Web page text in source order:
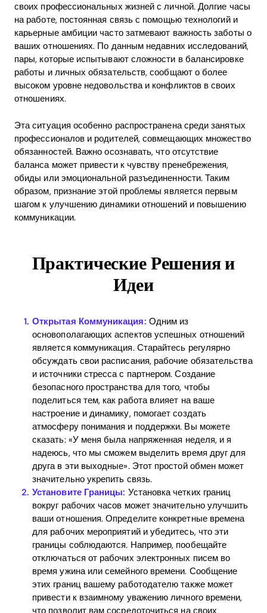
своих профессиональных жизней с личной. Долгие часы
на работе, постоянная связь с помощью технологий и
карьерные амбиции часто затмевают важность заботы о
ваших отношениях. По данным недавних исследований,
пары, которые испытывают сложности в балансировке
работы и личных обязательств, сообщают о более
высоком уровне недовольства и конфликтов в своих
отношениях.
Эта ситуация особенно распространена среди занятых
профессионалов и родителей, совмещающих множество
обязанностей. Важно осознавать, что отсутствие
баланса может привести к чувству пренебрежения,
обиды или эмоциональной разъединенности. Таким
образом, признание этой проблемы является первым
шагом к улучшению динамики отношений и повышению
коммуникации.
Практические Решения и
Идеи
Открытая Коммуникация: Одним из
основополагающих аспектов успешных отношений
является коммуникация. Старайтесь регулярно
обсуждать свои расписания, рабочие обязательства
и источники стресса с партнером. Создание
безопасного пространства для того, чтобы
поделиться тем, как работа влияет на ваше
настроение и динамику, помогает создать
атмосферу понимания и поддержки. Вы можете
сказать: «У меня была напряженная неделя, и я
надеюсь, что мы сможем выделить время друг для
друга в эти выходные». Этот простой обмен может
значительно укрепить связь.
Установите Границы: Установка четких границ
вокруг рабочих часов может значительно улучшить
ваши отношения. Определите конкретные времена
для рабочих мероприятий и убедитесь, что эти
границы соблюдаются. Например, пообещайте
отключаться от рабочих электронных писем во
время ужина или семейного времени. Сообщение
этих границ вашему работодателю также может
привести к взаимному уважению личного времени,
что позволит вам сосредоточиться на своих